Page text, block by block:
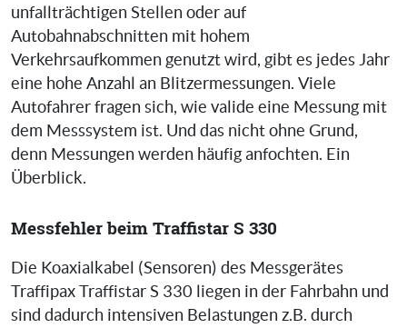
unfallträchtigen Stellen oder auf
Autobahnabschnitten mit hohem
Verkehrsaufkommen genutzt wird, gibt es jedes Jahr
eine hohe Anzahl an Blitzermessungen. Viele
Autofahrer fragen sich, wie valide eine Messung mit
dem Messsystem ist. Und das nicht ohne Grund,
denn Messungen werden häufig anfochten. Ein
Überblick.
Messfehler beim Traffistar S 330
Die Koaxialkabel (Sensoren) des Messgerätes
Traffipax Traffistar S 330 liegen in der Fahrbahn und
sind dadurch intensiven Belastungen z.B. durch